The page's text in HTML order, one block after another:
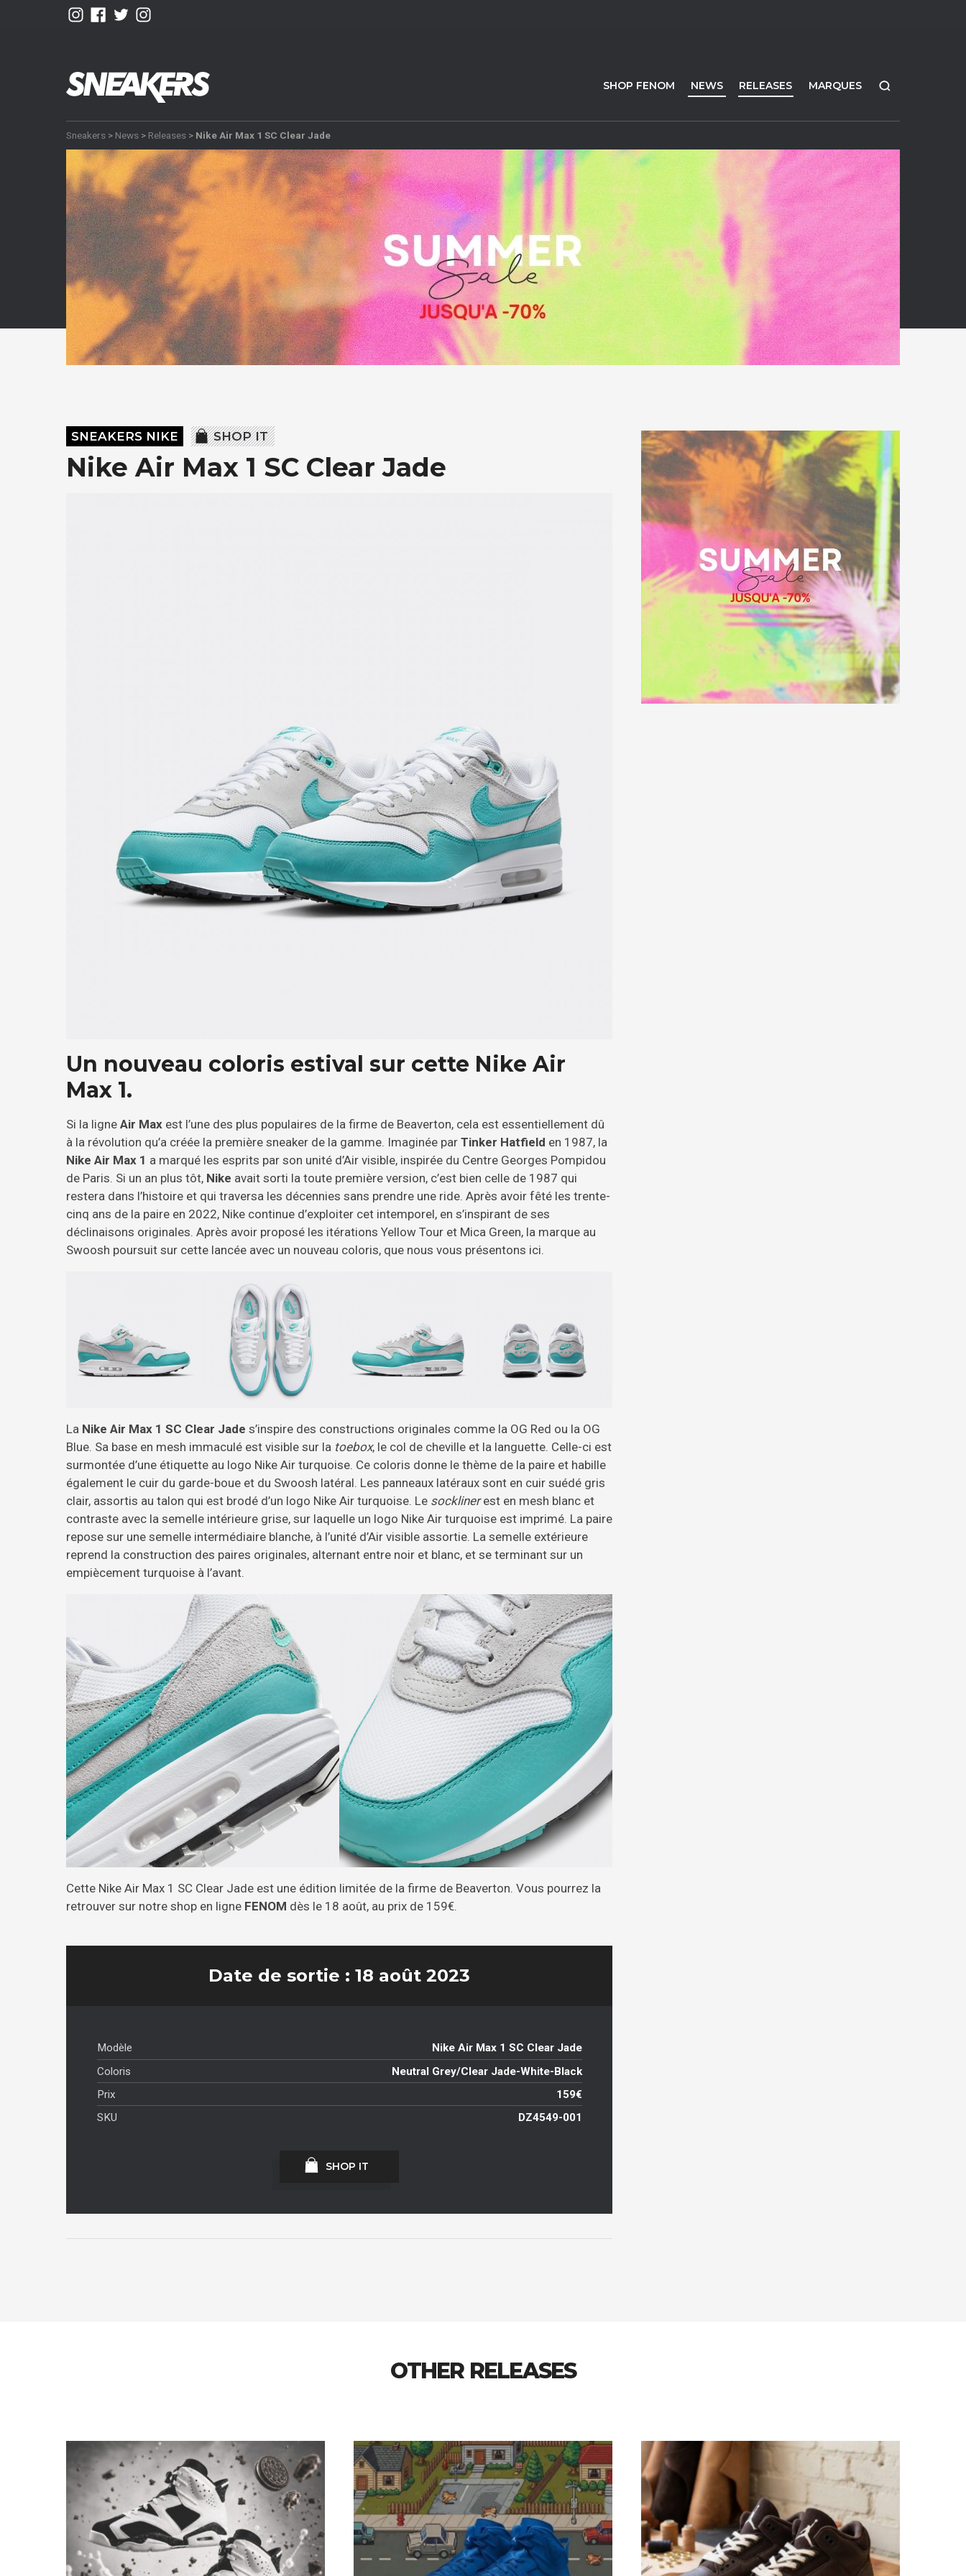
SHOP FENOM NEWS RELEASES MARQUES
Sneakers > News > Releases > Nike Air Max 1 SC Clear Jade
SNEAKERS NIKE SHOP IT
Nike Air Max 1 SC Clear Jade
Un nouveau coloris estival sur cette Nike Air
Max 1.
Si la ligne Air Max est l’une des plus populaires de la firme de Beaverton, cela est essentiellement dû
à la révolution qu’a créée la première sneaker de la gamme. Imaginée par Tinker Hatfield en 1987, la
Nike Air Max 1 a marqué les esprits par son unité d’Air visible, inspirée du Centre Georges Pompidou
de Paris. Si un an plus tôt, Nike avait sorti la toute première version, c’est bien celle de 1987 qui
restera dans l’histoire et qui traversa les décennies sans prendre une ride. Après avoir fêté les trente-
cinq ans de la paire en 2022, Nike continue d’exploiter cet intemporel, en s’inspirant de ses
déclinaisons originales. Après avoir proposé les itérations Yellow Tour et Mica Green, la marque au
Swoosh poursuit sur cette lancée avec un nouveau coloris, que nous vous présentons ici.
La Nike Air Max 1 SC Clear Jade s’inspire des constructions originales comme la OG Red ou la OG
Blue. Sa base en mesh immaculé est visible sur la toebox, le col de cheville et la languette. Celle-ci est
surmontée d’une étiquette au logo Nike Air turquoise. Ce coloris donne le thème de la paire et habille
également le cuir du garde-boue et du Swoosh latéral. Les panneaux latéraux sont en cuir suédé gris
clair, assortis au talon qui est brodé d’un logo Nike Air turquoise. Le socklinerest en mesh blanc et
contraste avec la semelle intérieure grise, sur laquelle un logo Nike Air turquoise est imprimé. La paire
repose sur une semelle intermédiaire blanche, à l’unité d’Air visible assortie. La semelle extérieure
reprend la construction des paires originales, alternant entre noir et blanc, et se terminant sur un
empiècement turquoise à l’avant.
Cette Nike Air Max 1 SC Clear Jade est une édition limitée de la firme de Beaverton. Vous pourrez la
retrouver sur notre shop en ligne FENOM dès le 18 août, au prix de 159€.
Date de sortie : 18 août 2023
Modèle
Nike Air Max 1 SC Clear Jade
Coloris
Neutral Grey/Clear Jade-White-Black
Prix
159€
SKU
DZ4549-001
SHOP IT
OTHER RELEASES